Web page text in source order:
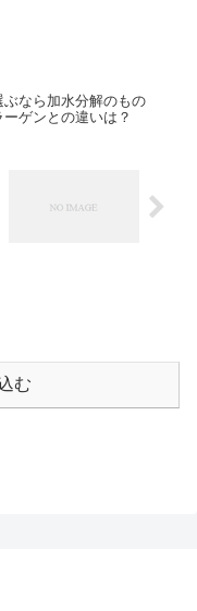
ぶなら加水分解のもの
ゲンとの違いは？
む